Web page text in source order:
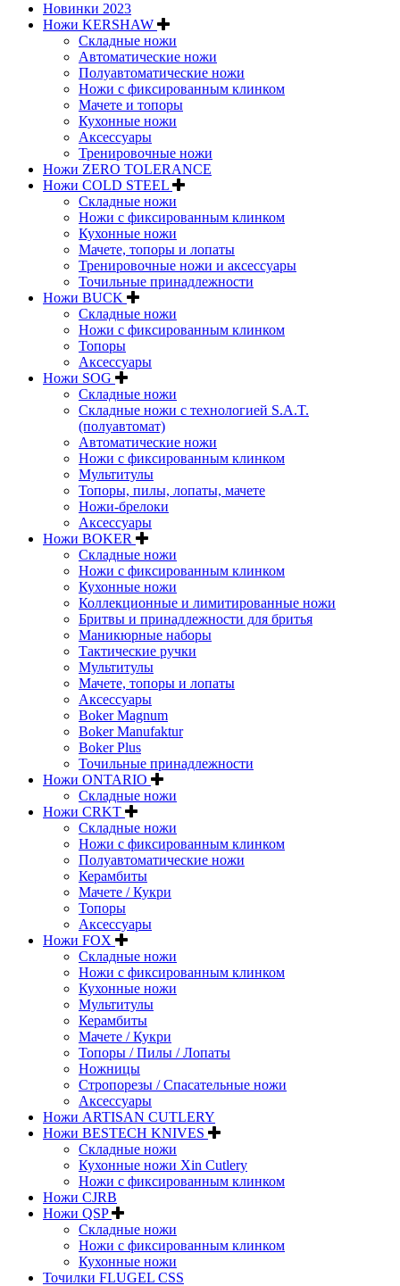
Новинки 2023
Ножи KERSHAW
Складные ножи
Автоматические ножи
Полуавтоматические ножи
Ножи с фиксированным клинком
Мачете и топоры
Кухонные ножи
Аксессуары
Тренировочные ножи
Ножи ZERO TOLERANCE
Ножи COLD STEEL
Складные ножи
Ножи с фиксированным клинком
Кухонные ножи
Мачете, топоры и лопаты
Тренировочные ножи и аксессуары
Точильные принадлежности
Ножи BUCK
Складные ножи
Ножи с фиксированным клинком
Топоры
Аксессуары
Ножи SOG
Складные ножи
Складные ножи с технологией S.A.T.
(полуавтомат)
Автоматические ножи
Ножи с фиксированным клинком
Мультитулы
Топоры, пилы, лопаты, мачете
Ножи-брелоки
Аксессуары
Ножи BOKER
Складные ножи
Ножи с фиксированным клинком
Кухонные ножи
Коллекционные и лимитированные ножи
Бритвы и принадлежности для бритья
Маникюрные наборы
Тактические ручки
Мультитулы
Мачете, топоры и лопаты
Аксессуары
Boker Magnum
Boker Manufaktur
Boker Plus
Точильные принадлежности
Ножи ONTARIO
Складные ножи
Ножи CRKT
Складные ножи
Ножи с фиксированным клинком
Полуавтоматические ножи
Керамбиты
Мачете / Кукри
Топоры
Аксессуары
Ножи FOX
Складные ножи
Ножи с фиксированным клинком
Кухонные ножи
Мультитулы
Керамбиты
Мачете / Кукри
Топоры / Пилы / Лопаты
Ножницы
Стропорезы / Спасательные ножи
Аксессуары
Ножи ARTISAN CUTLERY
Ножи BESTECH KNIVES
Складные ножи
Кухонные ножи Xin Cutlery
Ножи с фиксированным клинком
Ножи CJRB
Ножи QSP
Складные ножи
Ножи с фиксированным клинком
Кухонные ножи
Точилки FLUGEL CSS